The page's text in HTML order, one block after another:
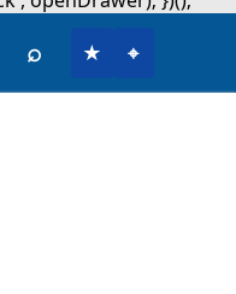
⌕ ★ ⌖